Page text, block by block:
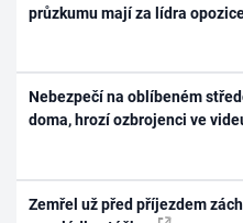
průzkumu mají za lídra
Nebezpečí na oblíbeném
doma, hrozí ozbrojenci ve
Zemřel už před příjezdem